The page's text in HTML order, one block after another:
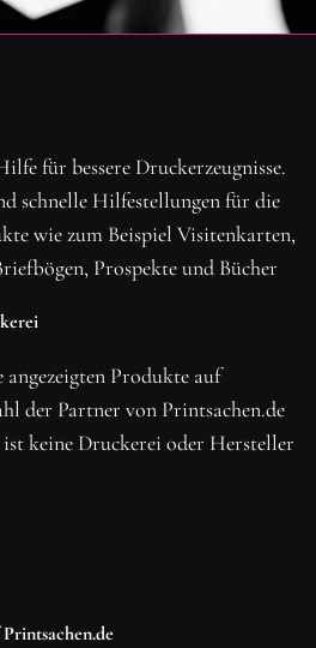
ENDE ANGEKOMMEN
IN VERBINDUNG!
sichere dir Top-Angebote und
unseren Newsletter.
ABONNIEREN
für bessere Druckerzeugnisse.
schnelle Hilfestellungen für die
wie zum Beispiel Visitenkarten,
Prospekte und Bücher
angezeigten Produkte auf
der Partner von Printsachen.de
ist keine Druckerei oder Hersteller